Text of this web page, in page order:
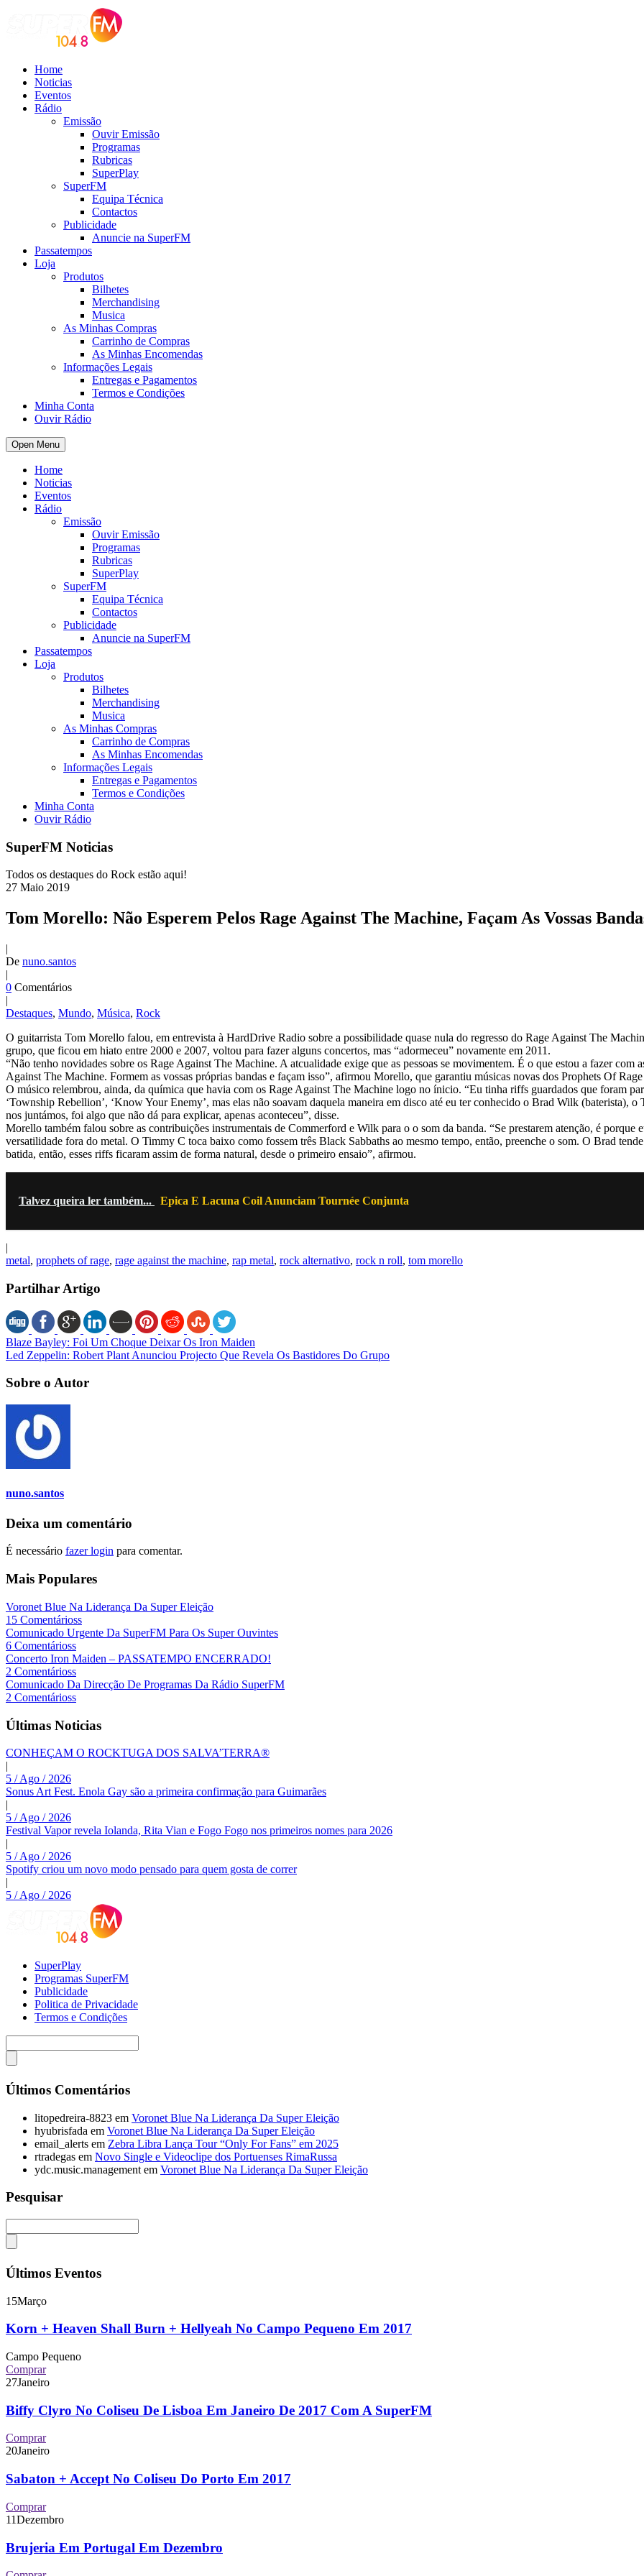
Home
Noticias
Eventos
Rádio
Emissão
Ouvir Emissão
Programas
Rubricas
SuperPlay
SuperFM
Equipa Técnica
Contactos
Publicidade
Anuncie na SuperFM
Passatempos
Loja
Produtos
Bilhetes
Merchandising
Musica
As Minhas Compras
Carrinho de Compras
As Minhas Encomendas
Informações Legais
Entregas e Pagamentos
Termos e Condições
Minha Conta
Ouvir Rádio
Open Menu
Home
Noticias
Eventos
Rádio
Emissão
Ouvir Emissão
Programas
Rubricas
SuperPlay
SuperFM
Equipa Técnica
Contactos
Publicidade
Anuncie na SuperFM
Passatempos
Loja
Produtos
Bilhetes
Merchandising
Musica
As Minhas Compras
Carrinho de Compras
As Minhas Encomendas
Informações Legais
Entregas e Pagamentos
Termos e Condições
Minha Conta
Ouvir Rádio
SuperFM Noticias
Todos os destaques do Rock estão aqui!
27 Maio 2019
Tom Morello: Não Esperem Pelos Rage Against The Machine, Façam As Vossas
|
De nuno.santos
|
0 Comentários
|
Destaques, Mundo, Música, Rock
O guitarrista Tom Morello falou, em entrevista à HardDrive Radio sobre a possibilidade quase nula do regresso do Rage Against The
grupo, que ficou em hiato entre 2000 e 2007, voltou para fazer alguns concertos, mas “adormeceu” novamente em 2011.
“Não tenho novidades sobre os Rage Against The Machine. A atcualidade exige que as pessoas se movimentem. É o que estou a fazer com
Against The Machine. Formem as vossas próprias bandas e façam isso”, afirmou Morello, que garantiu músicas novas dos Prophets Of
O músico relembrou, ainda, da química que havia com os Rage Against The Machine logo no ínicio. “Eu tinha riffs guardados que foram
‘Township Rebellion’, ‘Know Your Enemy’, mas elas não soavam daquela maneira em disco até eu ter conhecido o Brad Wilk
nos juntámos, foi algo que não dá para explicar, apenas aconteceu”, disse.
Morello também falou sobre as contribuições instrumentais de Commerford e Wilk para o o som da banda. “Se prestarem atenção, é
versatilidade fora do metal. O Timmy C toca baixo como fossem três Black Sabbaths ao mesmo tempo, então, preenche o som. O Brad
batida, então, esses riffs ficaram assim de forma natural, desde o primeiro ensaio”, afirmou.
Talvez queira ler também... Epica E Lacuna Coil Anunciam Tournée Conjunta
|
metal, prophets of rage, rage against the machine, rap metal, rock alternativo, rock n roll, tom morello
Partilhar Artigo
Blaze Bayley: Foi Um Choque Deixar Os Iron Maiden
Led Zeppelin: Robert Plant Anunciou Projecto Que Revela Os Bastidores Do Grupo
Sobre o Autor
nuno.santos
Deixa um comentário
É necessário fazer login para comentar.
Mais Populares
Voronet Blue Na Liderança Da Super Eleição
15 Comentárioss
Comunicado Urgente Da SuperFM Para Os Super Ouvintes
6 Comentárioss
Concerto Iron Maiden – PASSATEMPO ENCERRADO!
2 Comentárioss
Comunicado Da Direcção De Programas Da Rádio SuperFM
2 Comentárioss
Últimas Noticias
CONHEÇAM O ROCKTUGA DOS SALVA’TERRA®
|
5 / Ago / 2026
Sonus Art Fest. Enola Gay são a primeira confirmação para Guimarães
|
5 / Ago / 2026
Festival Vapor revela Iolanda, Rita Vian e Fogo Fogo nos primeiros nomes para 2026
|
5 / Ago / 2026
Spotify criou um novo modo pensado para quem gosta de correr
|
5 / Ago / 2026
SuperPlay
Programas SuperFM
Publicidade
Politica de Privacidade
Termos e Condições
Últimos Comentários
litopedreira-8823 em Voronet Blue Na Liderança Da Super Eleição
hyubrisfada em Voronet Blue Na Liderança Da Super Eleição
email_alerts em Zebra Libra Lança Tour “Only For Fans” em 2025
rtradegas em Novo Single e Videoclipe dos Portuenses RimaRussa
ydc.music.management em Voronet Blue Na Liderança Da Super Eleição
Pesquisar
Últimos Eventos
15Março
Korn + Heaven Shall Burn + Hellyeah No Campo Pequeno Em 2017
Campo Pequeno
Comprar
27Janeiro
Biffy Clyro No Coliseu De Lisboa Em Janeiro De 2017 Com A SuperFM
Comprar
20Janeiro
Sabaton + Accept No Coliseu Do Porto Em 2017
Comprar
11Dezembro
Brujeria Em Portugal Em Dezembro